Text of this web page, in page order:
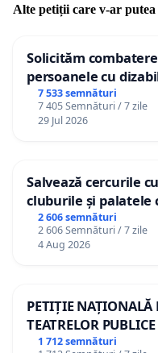
Alte petiții care v-ar putea
Solicităm
persoanele cu
7 533 semnături
7 405 Semnături / 7 zile
29 Jul 2026
Salvează cercurile
cluburile și palatele
2 606 semnături
2 606 Semnături / 7 zile
4 Aug 2026
PETIȚIE NAȚIONALĂ
TEATRELOR
ROMÂNIA
1 712 semnături